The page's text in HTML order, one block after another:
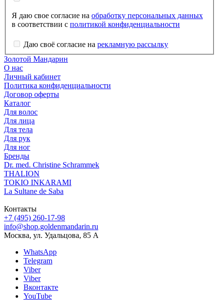
Я даю свое согласие на обработку персональных данных
в соответствии с политикой конфиденциальности
Даю своё согласие на рекламную рассылку
Золотой Мандарин
О нас
Личный кабинет
Политика конфиденциальности
Договор оферты
Каталог
Для волос
Для лица
Для тела
Для рук
Для ног
Бренды
Dr. med. Christine Schrammek
THALION
TOKIO INKARAMI
La Sultane de Saba
Контакты
+7 (495) 260-17-98
info@shop.goldenmandarin.ru
Москва, ул. Удальцова, 85 А
WhatsApp
Telegram
Viber
Viber
Вконтакте
YouTube